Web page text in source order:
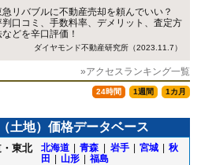
急リバブルに不動産売却を頼んでいい？
判口コミ、手数料率、デメリット、査定方
などを辛口評価！
ダイヤモンド不動産研究所（2023.11.7）
»アクセスランキング一覧
24時間 1週間 1カ月
土地）価格データベース
東北 北海道 青森 岩手 宮城
秋
田
山形 福島